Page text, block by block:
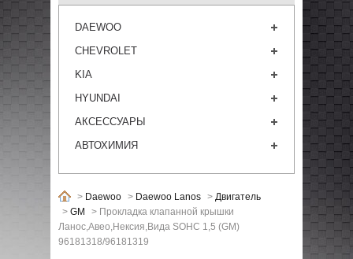
DAEWOO
CHEVROLET
KIA
HYUNDAI
АКСЕССУАРЫ
АВТОХИМИЯ
> Daewoo > Daewoo Lanos > Двигатель
> GM > Прокладка клапанной крышки
Ланос,Авео,Нексия,Вида SOHC 1,5 (GM)
96181318/96181319